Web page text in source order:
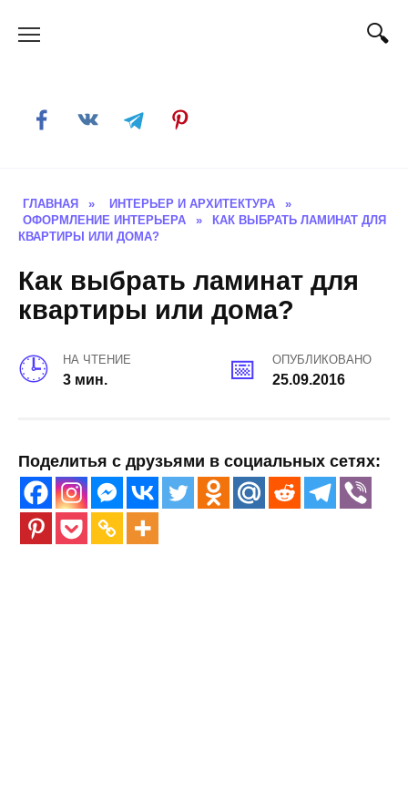
ГЛАВНАЯ » ИНТЕРЬЕР И АРХИТЕКТУРА
»
ОФОРМЛЕНИЕ ИНТЕРЬЕРА
»
КАК ВЫБРАТЬ ЛАМИНАТ ДЛЯ
КВАРТИРЫ ИЛИ ДОМА?
Как выбрать ламинат для
квартиры или дома?
НА ЧТЕНИЕ
3 мин.
ОПУБЛИКОВАНО
25.09.2016
Поделитья с друзьями в социальных сетях: